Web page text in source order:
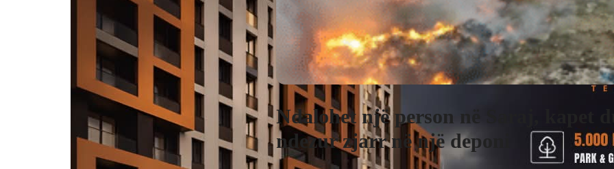
Ndalohet një person në Saraj, kapet
ndezur zjarr në një deponi